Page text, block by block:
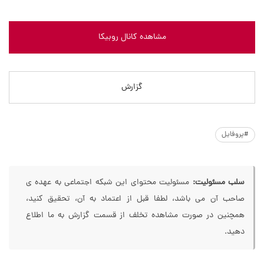
مشاهده کانال روبیکا
گزارش
#پروفایل
سلب مسئولیت: مسئولیت محتوای این شبکه اجتماعی به عهده ی
صاحب آن می باشد، لطفا قبل از اعتماد به آن، تحقیق کنید،
همچنین در صورت مشاهده تخلف از قسمت گزارش به ما اطلاع
دهید.